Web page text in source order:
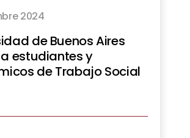
2024
de Buenos Aires
estudiantes y
de Trabajo Social